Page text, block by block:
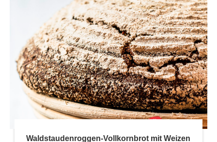
Waldstaudenroggen-Vollkornbrot mit Weizen